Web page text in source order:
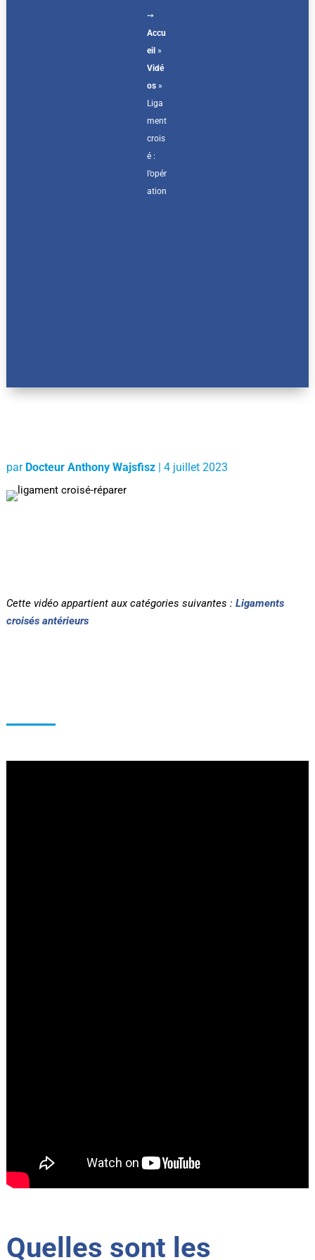
➙
Accu
eil»
Vidé
os»
Liga
ment
crois
é :
l’opér
ation
par Docteur Anthony Wajsfisz| 4 juillet 2023
Cette vidéo appartient aux catégories suivantes : Ligaments
croisés antérieurs
Quelles sont les